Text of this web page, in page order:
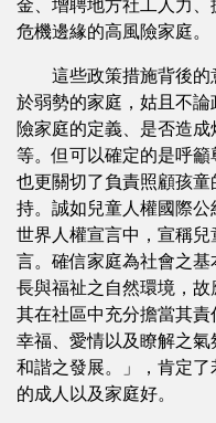
金、增聘地方社工人力
危機邊緣的高風險家庭。
這些政策措施背後的
於弱勢的家庭，姑且不
險家庭的定義、是否造
等。但可以確定的是呼
也更關切了負責照顧孩
持。誠如兒童人權國際
世界人權宣言中，宣稱
言。確信家庭為社會之
長與福祉之自然環境，
其在社區中充分擔當其
幸福、愛情以及瞭解之
和諧之發展。」，肯定
的成人以及家庭好。